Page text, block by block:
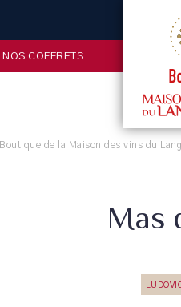
NOS COFFRETS
Boutique de la Maison des vins du
Mas